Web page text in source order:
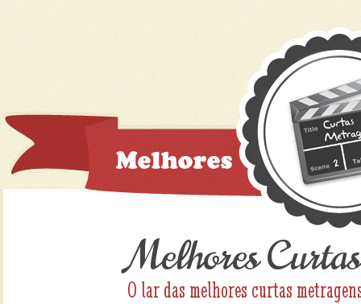
Melhores Curtas
O lar das melhores curtas